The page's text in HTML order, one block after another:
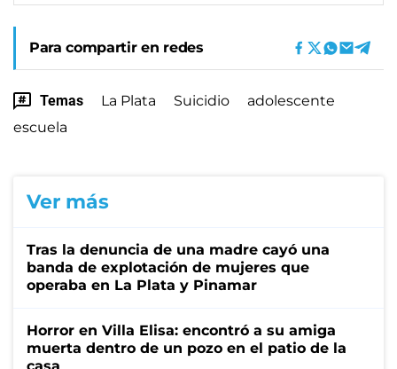
Para compartir en redes
Temas La Plata Suicidio
adolescente
escuela
Ver más
Tras la denuncia de una madre cayó una
banda de explotación de mujeres que
operaba en La Plata y Pinamar
Horror en Villa Elisa: encontró a su amiga
muerta dentro de un pozo en el patio de la